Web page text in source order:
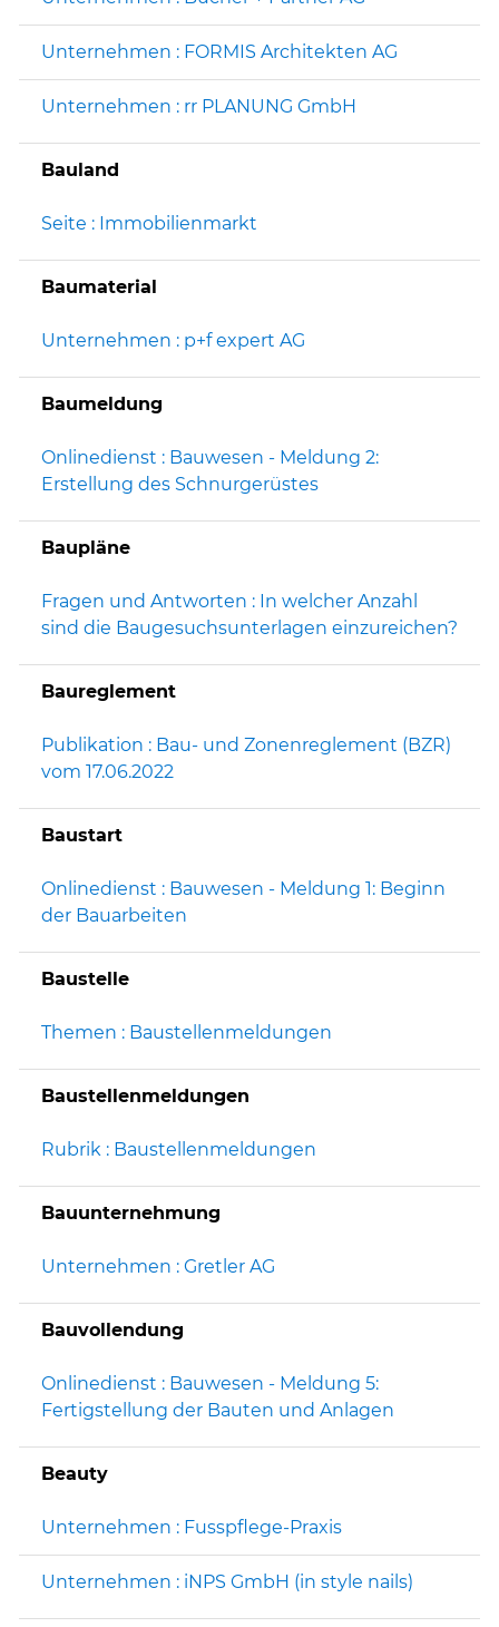
Unternehmen : FORMIS Architekten AG
Unternehmen : rr PLANUNG GmbH
Bauland
Seite : Immobilienmarkt
Baumaterial
Unternehmen : p+f expert AG
Baumeldung
Onlinedienst : Bauwesen - Meldung 2:
Erstellung des Schnurgerüstes
Baupläne
Fragen und Antworten : In welcher Anzahl
sind die Baugesuchsunterlagen einzureichen?
Baureglement
Publikation : Bau- und Zonenreglement (BZR)
vom 17.06.2022
Baustart
Onlinedienst : Bauwesen - Meldung 1: Beginn
der Bauarbeiten
Baustelle
Themen : Baustellenmeldungen
Baustellenmeldungen
Rubrik : Baustellenmeldungen
Bauunternehmung
Unternehmen : Gretler AG
Bauvollendung
Onlinedienst : Bauwesen - Meldung 5:
Fertigstellung der Bauten und Anlagen
Beauty
Unternehmen : Fusspflege-Praxis
Unternehmen : iNPS GmbH (in style nails)